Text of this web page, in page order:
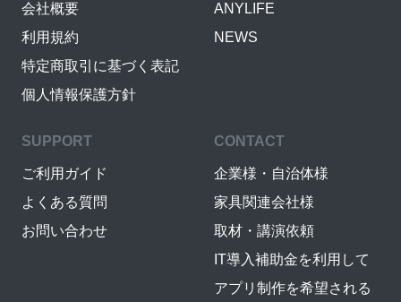
会社概要
利用規約
特定商取引に基づく表記
個人情報保護方針
ANYLIFE
NEWS
SUPPORT
ご利用ガイド
よくある質問
お問い合わせ
CONTACT
企業様・自治体様
家具関連会社様
取材・講演依頼
IT導入補助金を利用して
アプリ制作を希望される